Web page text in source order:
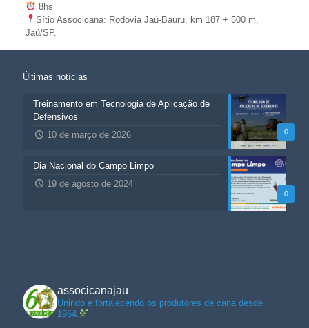
8hs
Sítio Associcana: Rodovia Jaú-Bauru, km 187 + 500 m,
Jaú/SP.
Últimas notícias
0
Treinamento em Tecnologia de Aplicação de
Defensivos
10 de março de 2026
0
Dia Nacional do Campo Limpo
19 de agosto de 2024
associcanajau
Unindo e fortalecendo os produtores de cana desde
1964.